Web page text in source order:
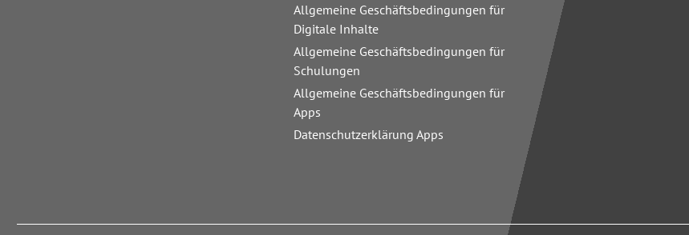
Allgemeine Geschäftsbedingungen für
Digitale Inhalte
Allgemeine Geschäftsbedingungen für
Schulungen
Allgemeine Geschäftsbedingungen für
Apps
Datenschutzerklärung Apps